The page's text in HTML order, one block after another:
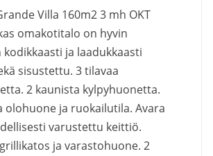
Villa 160m2 3 mh OKT
omakotitalo on hyvin
ja laadukkaasti
sisustettu. 3 tilavaa
2 kaunista kylpyhuonetta.
olohuone ja ruokailutila. Avara
varustettu keittiö.
ja varastohuone. 2